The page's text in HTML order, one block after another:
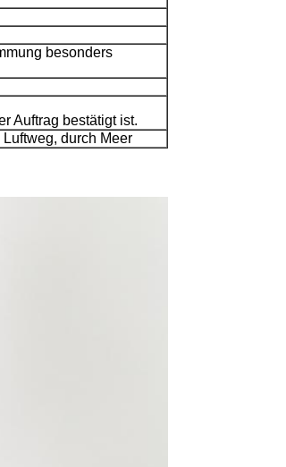
besonders
Auftrag bestätigt ist.
durch Meer